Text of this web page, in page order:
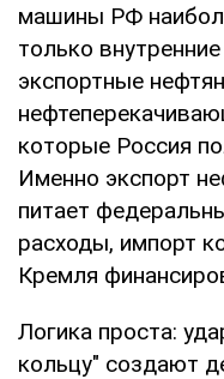
машины РФ
только
экспортные
которые Россия
Именно экспорт
питает
расходы, импорт
Кремля
Логика проста:
кольцу" создают